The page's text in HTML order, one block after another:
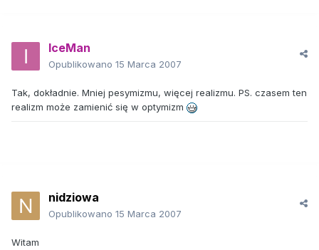
IceMan
Opublikowano 15 Marca 2007
Tak, dokładnie. Mniej pesymizmu, więcej realizmu. PS. czasem ten
realizm może zamienić się w optymizm
nidziowa
Opublikowano 15 Marca 2007
Witam